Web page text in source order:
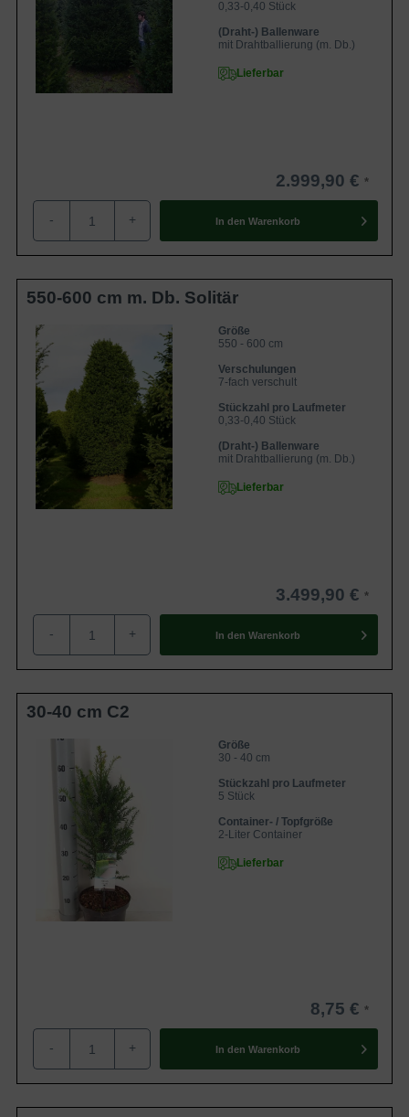
0,33-0,40 Stück
(Draht-) Ballenware
mit Drahtballierung (m. Db.)
Lieferbar
2.999,90 €
- + In den Warenkorb
550-600 cm m. Db. Solitär
Größe
550 - 600 cm
Verschulungen
7-fach verschult
Stückzahl pro Laufmeter
0,33-0,40 Stück
(Draht-) Ballenware
mit Drahtballierung (m. Db.)
Lieferbar
3.499,90 €
- + In den Warenkorb
30-40 cm C2
Größe
30 - 40 cm
Stückzahl pro Laufmeter
5 Stück
Container- / Topfgröße
2-Liter Container
Lieferbar
8,75 €
- + In den Warenkorb